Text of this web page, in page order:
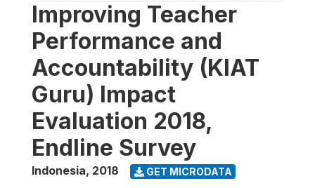
Improving Teacher
Performance and
Accountability (KIAT
Guru) Impact
Evaluation 2018,
Endline Survey
Indonesia, 2018 GET MICRODATA